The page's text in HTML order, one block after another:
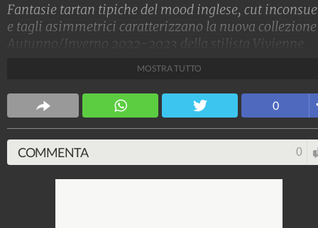
Fantasie tartan tipiche del mood inglese, cut
e tagli asimmetrici caratterizzano la nuova collezione
Autunno/Inverno 2022-2023 della stilista Vivienne
Stile e trend
1.515.117.472 1.957 video 138.074 foto
MOSTRA TUTTO
0
COMMENTA 0